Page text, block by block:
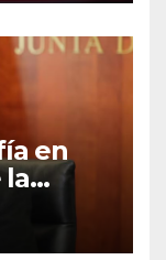
en
la